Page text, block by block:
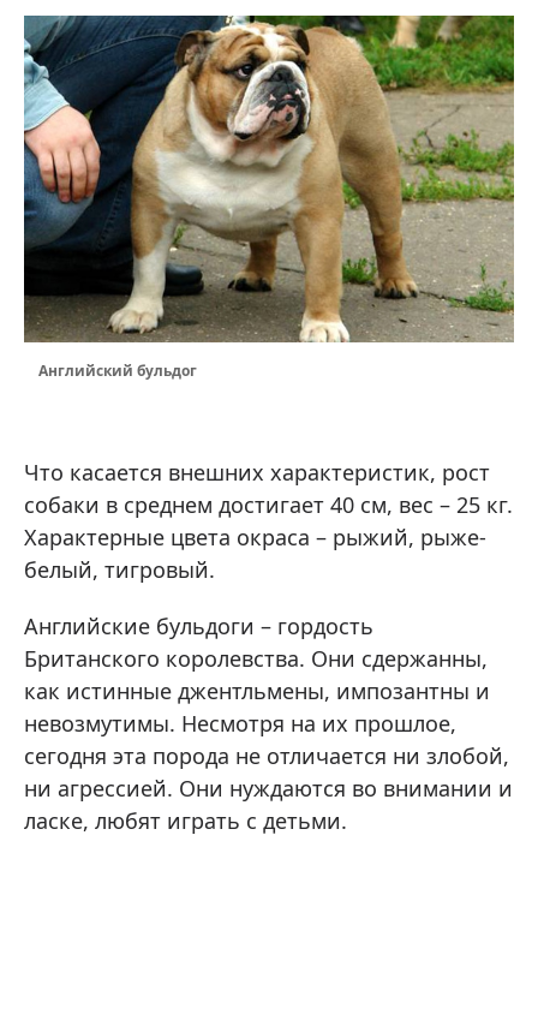
Английский бульдог
Что касается внешних характеристик, рост
собаки в среднем достигает 40 см, вес – 25 кг.
Характерные цвета окраса – рыжий, рыже-
белый, тигровый.
Английские бульдоги – гордость
Британского королевства. Они сдержанны,
как истинные джентльмены, импозантны и
невозмутимы. Несмотря на их прошлое,
сегодня эта порода не отличается ни злобой,
ни агрессией. Они нуждаются во внимании и
ласке, любят играть с детьми.